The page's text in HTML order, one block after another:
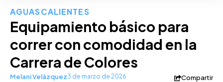
AGUASCALIENTES
Equipamiento básico para
correr con comodidad en la
Carrera de Colores
Melani Velázquez3 de marzo de 2026 Compartir